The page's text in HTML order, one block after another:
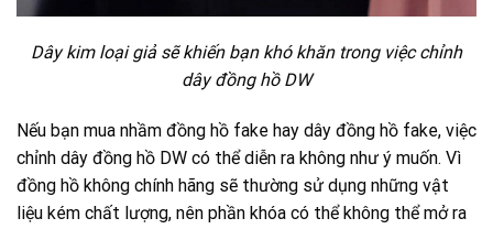
Dây kim loại giả sẽ khiến bạn khó khăn trong việc chỉnh
dây đồng hồ DW
Nếu bạn mua nhầm đồng hồ fake hay dây đồng hồ fake, việc
chỉnh dây đồng hồ DW có thể diễn ra không như ý muốn. Vì
đồng hồ không chính hãng sẽ thường sử dụng những vật
liệu kém chất lượng, nên phần khóa có thể không thể mở ra